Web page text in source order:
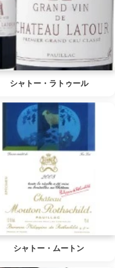
シャトー・ラトゥール
シャトー・ムートン